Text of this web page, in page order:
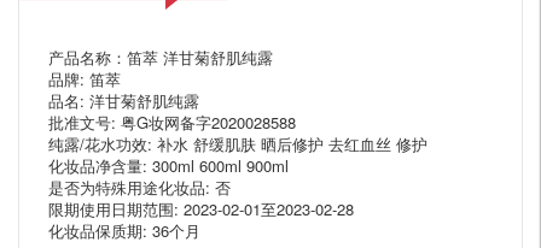
产品名称：笛萃 洋甘菊舒肌纯露
品牌: 笛萃
品名: 洋甘菊舒肌纯露
批准文号: 粤G妆网备字2020028588
纯露/花水功效: 补水 舒缓肌肤 晒后修护 去红血丝 修护
化妆品净含量: 300ml 600ml 900ml
是否为特殊用途化妆品: 否
限期使用日期范围: 2023-02-01至2023-02-28
化妆品保质期: 36个月